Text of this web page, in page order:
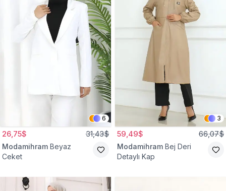
6
26,75$ 31,43$
Modamihram Beyaz
Ceket
3
59,49$ 66,07$
Modamihram Bej Deri
Detaylı Kap